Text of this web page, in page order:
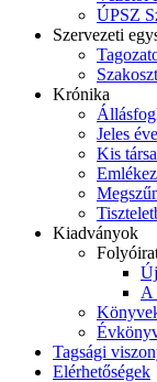
ÚPSZ
Szervezeti
Krónika
Jeles
Kis
Kiadványok
A
Tagsági
Elérhetőségek